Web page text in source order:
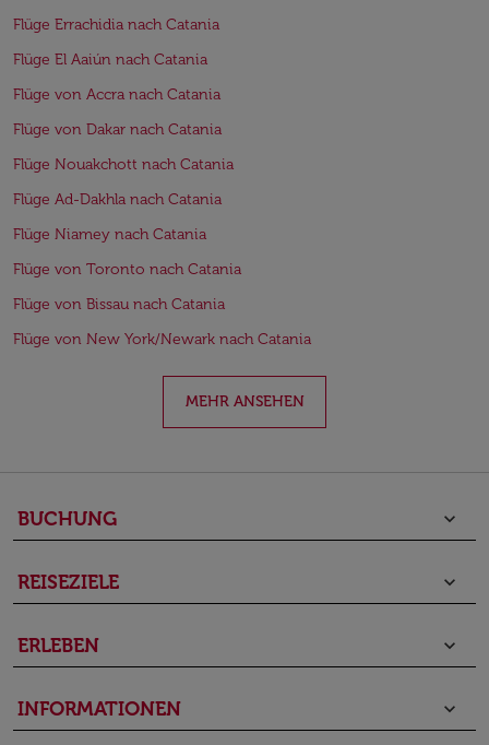
Flüge Errachidia nach Catania
Flüge El Aaiún nach Catania
Flüge von Accra nach Catania
Flüge von Dakar nach Catania
Flüge Nouakchott nach Catania
Flüge Ad-Dakhla nach Catania
Flüge Niamey nach Catania
Flüge von Toronto nach Catania
Flüge von Bissau nach Catania
Flüge von New York/Newark nach Catania
MEHR ANSEHEN
BUCHUNG keyboard_arrow_down
REISEZIELE keyboard_arrow_down
ERLEBEN keyboard_arrow_down
INFORMATIONEN keyboard_arrow_down